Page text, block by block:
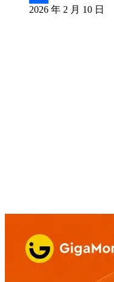
分
2026 年 2 月 10 日